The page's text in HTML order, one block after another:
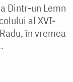
Dintr-un Lemn
al XVI-
în vremea